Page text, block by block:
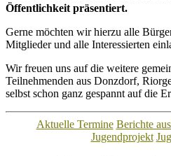
Öffentlichkeit präsentiert.
Gerne möchten wir hierzu alle
Mitglieder und alle Interessierten
Wir freuen uns auf die weitere
Teilnehmenden aus Donzdorf,
selbst schon ganz gespannt auf die
Aktuelle Termine Berichte
Jugendprojekt